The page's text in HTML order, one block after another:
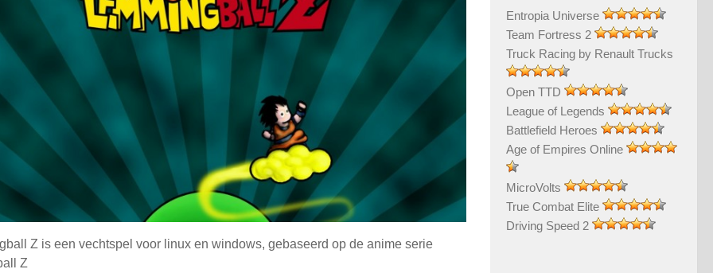
Z is een vechtspel voor linux en windows, gebaseerd op de anime serie
Z
Entropia Universe
Team Fortress 2
Truck Racing by Renault Trucks
Open TTD
League of Legends
Battlefield Heroes
Age of Empires Online
MicroVolts
True Combat Elite
Driving Speed 2